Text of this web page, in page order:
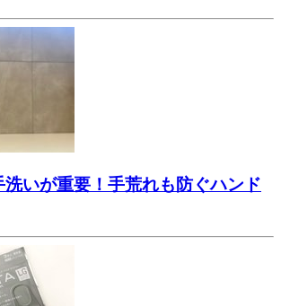
いが重要！手荒れも防ぐハンド